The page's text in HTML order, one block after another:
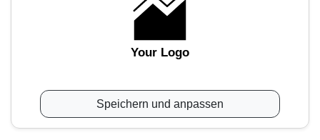
Your Logo
Speichern und anpassen